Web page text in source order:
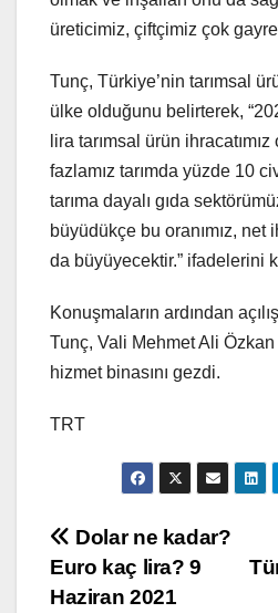
üreticimiz, çiftçimiz çok
Tunç, Türkiye’nin tarımsal
ülke olduğunu belirterek,
lira tarımsal ürün
fazlamız tarımda yüzde 10
tarıma dayalı gıda
büyüdükçe bu oranımız, net
da büyüyecektir.” ifadelerini
Konuşmaların ardından
Tunç, Vali Mehmet Ali
hizmet binasını gezdi.
TRT
Yazı
gezinmesi
Dolar ne kadar?
Euro kaç lira? 9
Haziran 2021